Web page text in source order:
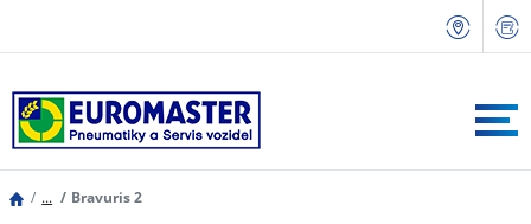
... Bravuris 2